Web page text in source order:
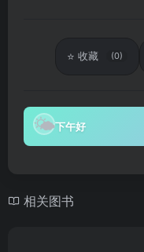
⭐ 收藏 (0)
🌤下午好
相关图书